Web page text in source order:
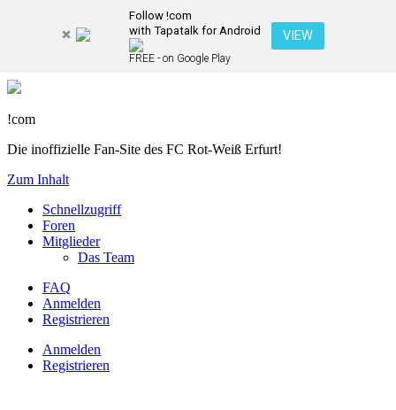
Follow !com
with Tapatalk for Android
FREE - on Google Play
VIEW
!com
Die inoffizielle Fan-Site des FC Rot-Weiß Erfurt!
Zum Inhalt
Schnellzugriff
Foren
Mitglieder
Das Team
FAQ
Anmelden
Registrieren
Anmelden
Registrieren